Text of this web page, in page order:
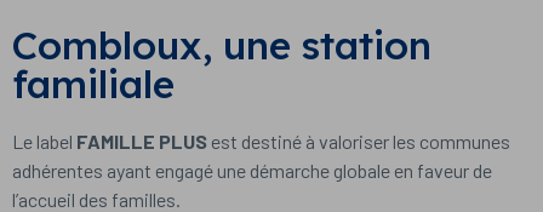
Combloux, une station
familiale
Le label FAMILLE PLUS est destiné à valoriser les communes
adhérentes ayant engagé une démarche globale en faveur de
l’accueil des familles.